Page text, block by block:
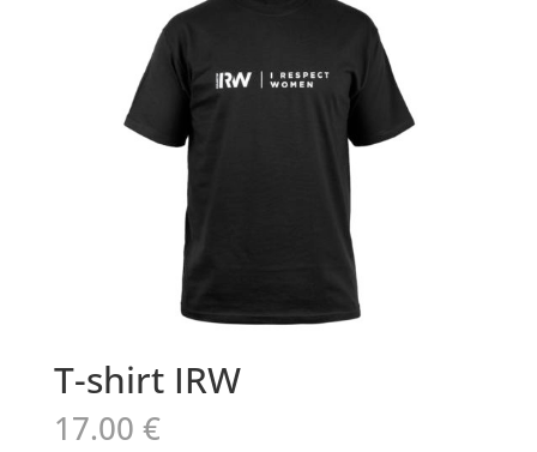
T-shirt IRW
17.00 €